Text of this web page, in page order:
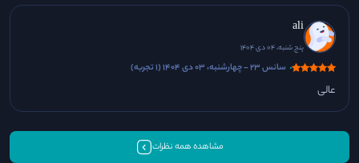
ali
پنج شنبه، 04 دی 1404
سانس 23 - چهارشنبه، 03 دی 1404 (1 تجربه)
عالی
مشاهده همه نظرات